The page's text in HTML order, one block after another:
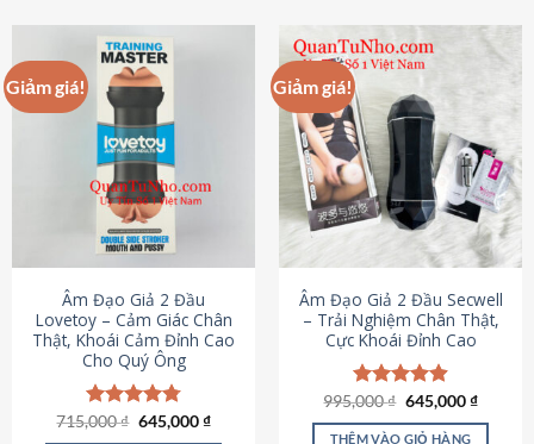
Giảm giá!
Âm Đạo Giả 2 Đầu
Lovetoy – Cảm Giác Chân
Thật, Khoái Cảm Đỉnh Cao
Cho Quý Ông
Được xếp
715,000₫ Giá
645,000₫Giá
Giảm giá!
Âm Đạo Giả 2 Đầu Secwell
– Trải Nghiệm Chân Thật,
Cực Khoái Đỉnh Cao
Được xếp
hạng4.88
5 sao
995,000₫ Giá
là:
645,000₫Giá
tại
THÊM VÀO GIỎ HÀNG